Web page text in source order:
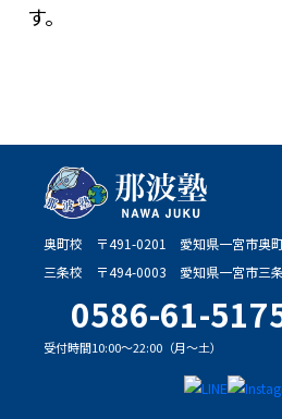
す。
奥町校 〒491-0201 愛知県一宮市奥
三条校
〒494-0003 愛知県一宮市三
0586-61-
受付時間10:00～22:00（月～土）